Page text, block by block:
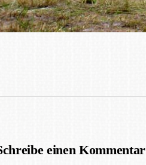
einen Kommentar